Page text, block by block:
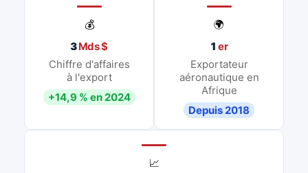
💰
3Mds $
Chiffre d'affaires
à l'export
+14,9 % en 2024
🌍
1 er
Exportateur
aéronautique en
Afrique
Depuis 2018
📈